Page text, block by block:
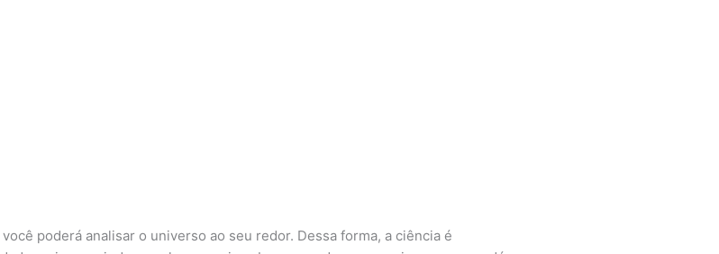
você poderá analisar o universo ao seu redor. Dessa forma, a ciência é